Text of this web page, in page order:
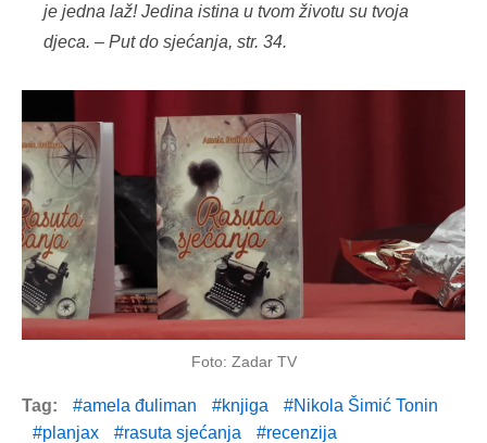
je jedna laž! Jedina istina u tvom životu su tvoja
djeca. – Put do sjećanja, str. 34.
Foto: Zadar TV
Tag: amela đuliman knjiga
Nikola Šimić Tonin
planjax
rasuta sjećanja recenzija